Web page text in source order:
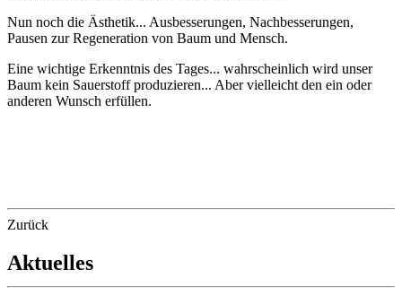
Nun noch die Ästhetik... Ausbesserungen, Nachbesserungen,
Pausen zur Regeneration von Baum und Mensch.
Eine wichtige Erkenntnis des Tages... wahrscheinlich wird unser
Baum kein Sauerstoff produzieren... Aber vielleicht den ein oder
anderen Wunsch erfüllen.
Zurück
Aktuelles